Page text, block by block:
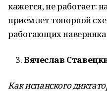
кажется, не работает:
приемлет топорной
работающих
Вячеслав
Как испанского